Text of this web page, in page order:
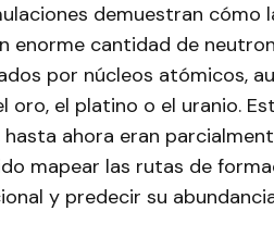
demuestran cómo
enorme cantidad de
por núcleos atómicos,
oro, el platino o el uranio.
hasta ahora eran
mapear las rutas de
y predecir su